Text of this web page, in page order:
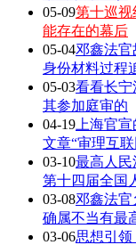
05-09第十巡视
能存在的幕后
05-04邓鑫法官
身份材料过程
05-03看看长宁
其参加庭审的
04-19 上海官
文章“审理互联
03-10最高人
第十四届全国
03-08邓鑫法官
确属不当有最
03-06思想引